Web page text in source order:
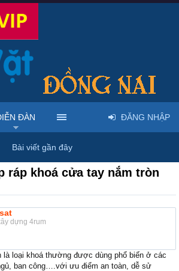
Rao vặt tổng hợp - Uy tín - Miễn phí
ráp khoá cửa tay nắm tròn
dựng 4rum
là loại khoá thường được dùng phổ biến ở các
ban công….với ưu điểm an toàn, dễ sử
ĐÀN
Bài viết gần đây
ĐĂNG NHẬP